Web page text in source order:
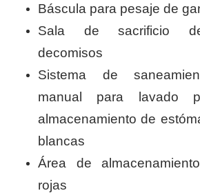
Báscula para pesaje de
Sala de sacrificio
decomisos
Sistema de
manual para lavado
almacenamiento de
blancas
Área de
rojas